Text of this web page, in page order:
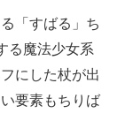
「すばる」ち
る魔法少女系
にした杖が出
要素もちりば